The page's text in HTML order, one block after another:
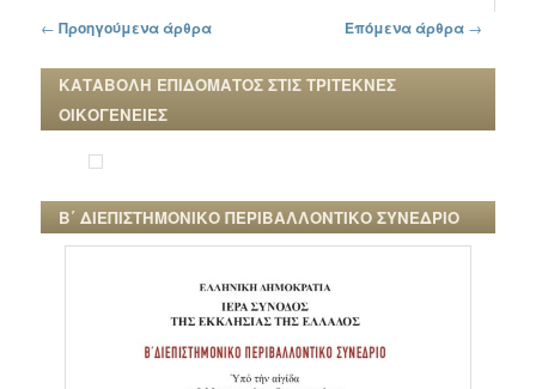
Πλοήγηση στα άρθρα
← Προηγούμενα άρθρα Επόμενα άρθρα →
ΚΑΤΑΒΟΛΗ ΕΠΙΔΟΜΑΤΟΣ ΣΤΙΣ ΤΡΙΤΕΚΝΕΣ
ΟΙΚΟΓΕΝΕΙΕΣ
Β΄ ΔΙΕΠΙΣΤΗΜΟΝΙΚΟ ΠΕΡΙΒΑΛΛΟΝΤΙΚΟ ΣΥΝΕΔΡΙΟ